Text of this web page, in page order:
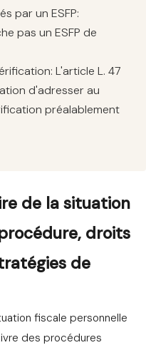
par un ESFP:
pas un ESFP de
L'article L. 47
d'adresser au
préalablement
de la situation
droits
de
fiscale personnelle
des procédures